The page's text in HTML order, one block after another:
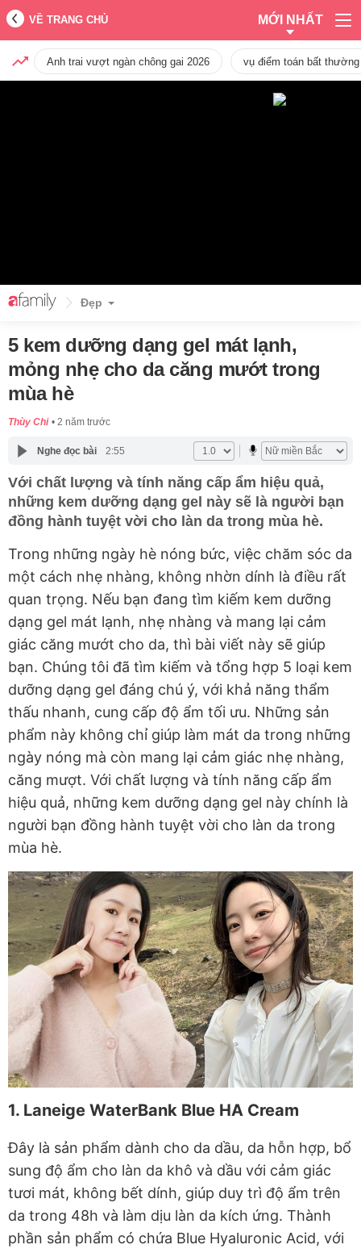
VỀ TRANG CHỦ MỚI NHẤT
Anh trai vượt ngàn chông gai 2026 vụ điểm toán bất
Đẹp
5 kem dưỡng dạng gel mát lạnh,
mỏng nhẹ cho da căng mướt trong
mùa hè
Thùy Chi 2 năm trước
Nghe đọc bài 2:55
Với chất lượng và tính năng cấp ẩm hiệu quả,
những kem dưỡng dạng gel này sẽ là người bạn
đồng hành tuyệt vời cho làn da trong mùa hè.
Trong những ngày hè nóng bức, việc chăm sóc da
một cách nhẹ nhàng, không nhờn dính là điều rất
quan trọng. Nếu bạn đang tìm kiếm kem dưỡng
dạng gel mát lạnh, nhẹ nhàng và mang lại cảm
giác căng mướt cho da, thì bài viết này sẽ giúp
bạn. Chúng tôi đã tìm kiếm và tổng hợp 5 loại kem
dưỡng dạng gel đáng chú ý, với khả năng thẩm
thấu nhanh, cung cấp độ ẩm tối ưu. Những sản
phẩm này không chỉ giúp làm mát da trong những
ngày nóng mà còn mang lại cảm giác nhẹ nhàng,
căng mượt. Với chất lượng và tính năng cấp ẩm
hiệu quả, những kem dưỡng dạng gel này chính là
người bạn đồng hành tuyệt vời cho làn da trong
mùa hè.
1. Laneige WaterBank Blue HA Cream
Đây là sản phẩm dành cho da dầu, da hỗn hợp, bổ
sung độ ẩm cho làn da khô và dầu với cảm giác
tươi mát, không bết dính, giúp duy trì độ ẩm trên
da trong 48h và làm dịu làn da kích ứng. Thành
phần sản phẩm có chứa Blue Hyaluronic Acid, với